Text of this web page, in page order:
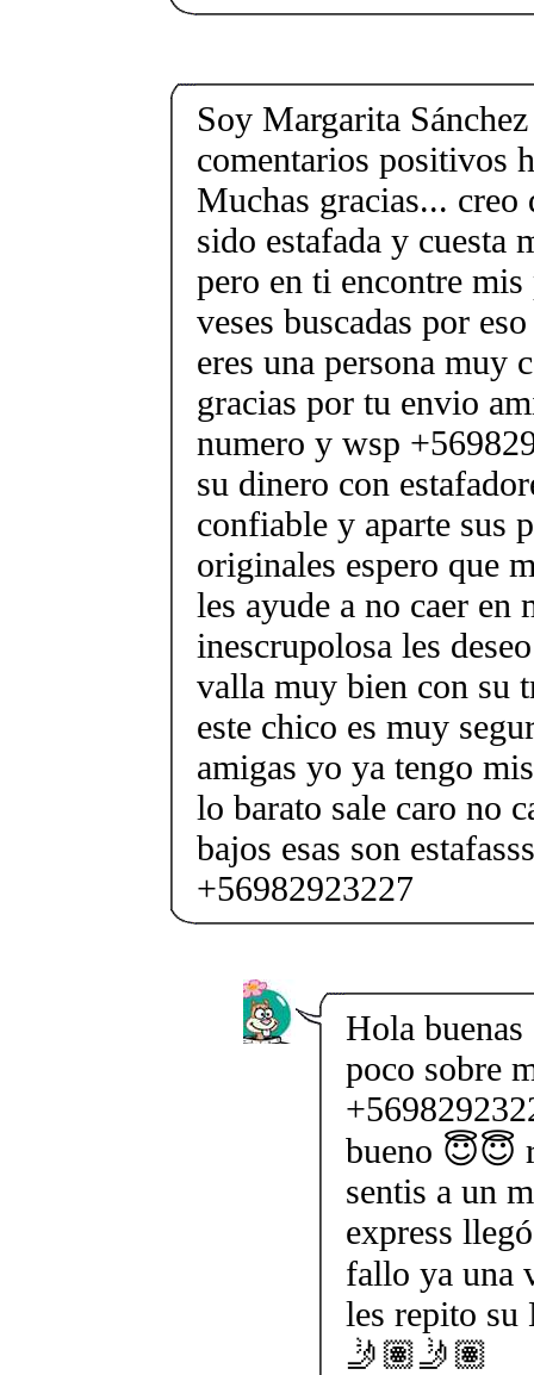
Soy Margarita
comentarios positivos
Muchas gracias... creo
sido estafada y cuesta
pero en ti encontre mis
veses buscadas por
eres una persona muy
gracias por tu envio
numero y wsp
su dinero con
confiable y aparte sus
originales espero que
les ayude a no caer en
inescrupolosa les
valla muy bien con su
este chico es muy
amigas yo ya tengo
lo barato sale caro no
bajos esas son
+56982923227
Hola
poco sobre
bueno 😇😇
sentis a un
express
fallo ya una
les repito
🤳🏽🤳🏽